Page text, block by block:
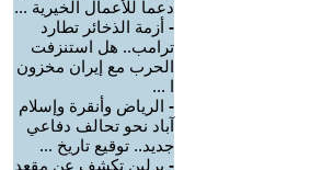
دعما للأعمال الخيرية ...
- أزمة الذخائر تطارد
ترامب.. هل استنزفت
الحرب مع إيران مخزون
ا ...
- الرياض وأنقرة وإسلام
آباد نحو تحالف دفاعي
جديد.. توقيع تاريخ ...
- برلين تكشف عن مقعد